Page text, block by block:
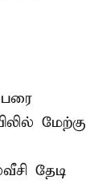
மேற்கு
தேடி